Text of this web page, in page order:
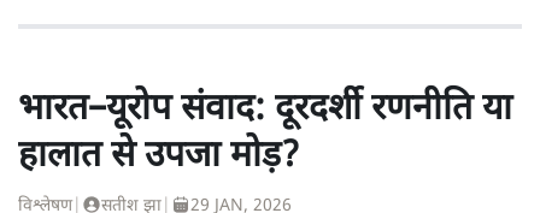
भारत–यूरोप संवाद: दूरदर्शी रणनीति या
हालात से उपजा मोड़?
विश्लेषण| सतीश झा 29 JAN, 2026